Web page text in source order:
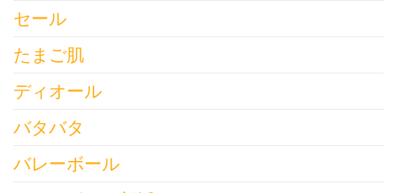
セール
たまご肌
ディオール
バタバタ
バレーボール